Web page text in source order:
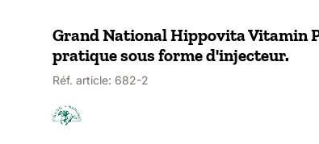
Grand National Hippovita Vitamin
pratique sous forme d'injecteur.
Réf. article: 682-2